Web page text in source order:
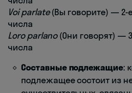
Voi parlate(Вы говорите) — 2-
числа
Loro parlano(Они говорят) —
числа
Составные подлежащие:
подлежащее состоит из